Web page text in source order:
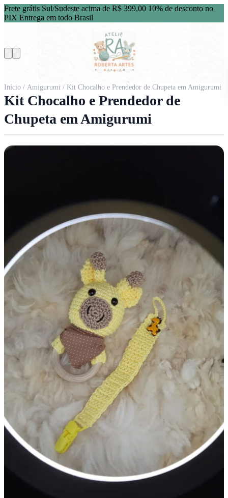
Frete grátis Sul/Sudeste acima de R$ 399,00 10% de desconto no
PIX Entrega em todo Brasil
Início / Amigurumi / Kit Chocalho e Prendedor de Chupeta em Amigurumi
Kit Chocalho e Prendedor de
Chupeta em Amigurumi